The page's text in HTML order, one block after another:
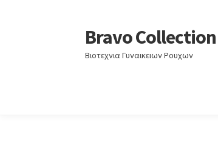
Skip
to
navigation
Skip
to
content
Bravo Collection
Βιοτεχνια Γυναικειων Ρουχων